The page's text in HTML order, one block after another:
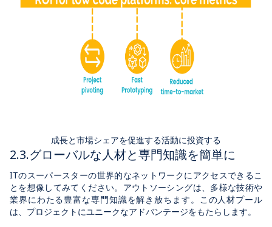
成長と市場シェアを促進する活動に投資する
2.3.グローバルな人材と専門知識を簡単に
ITのスーパースターの世界的なネットワークにアクセスできるこ
とを想像してみてください。アウトソーシングは、多様な技術や
業界にわたる豊富な専門知識を解き放ちます。この人材プール
は、プロジェクトにユニークなアドバンテージをもたらします。